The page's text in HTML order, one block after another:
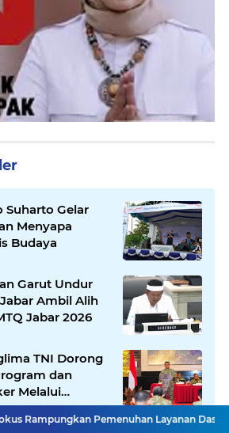
Suharto Gelar
Menyapa
Budaya
Garut Undur
Ambil Alih
Jabar 2026
TNI Dorong
dan
Melalui
Pemenuhan Layanan Dasar dan